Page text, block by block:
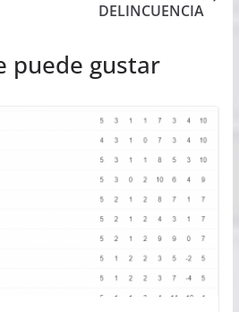
DELINCUENCIA
puede gustar